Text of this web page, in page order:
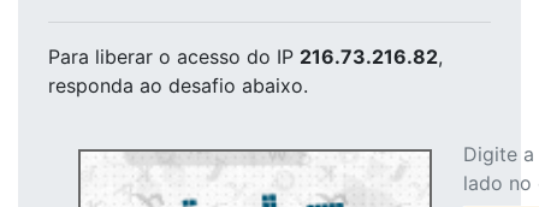
Para liberar o acesso do IP 216.73.216.82,
responda ao desafio abaixo.
Digite
lado no